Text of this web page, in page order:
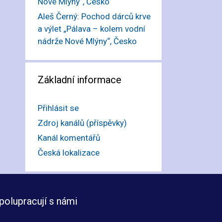
Aleš Černý: Pochod dárců krve
a výlet „Pálava – kolem vodní
nádrže Nové Mlýny“, Česko
Základní informace
Přihlásit se
Zdroj kanálů (příspěvky)
Kanál komentářů
Česká lokalizace
s námi